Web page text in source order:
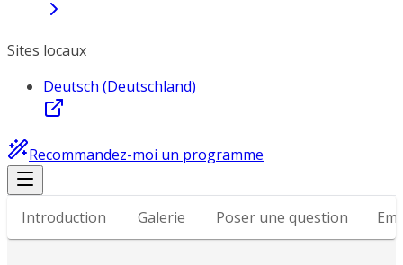
Sites locaux
Deutsch (Deutschland)
Recommandez-moi un programme
Introduction Galerie Poser une question